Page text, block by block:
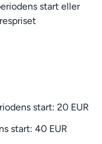
start eller
start: 20 EUR
start: 40 EUR